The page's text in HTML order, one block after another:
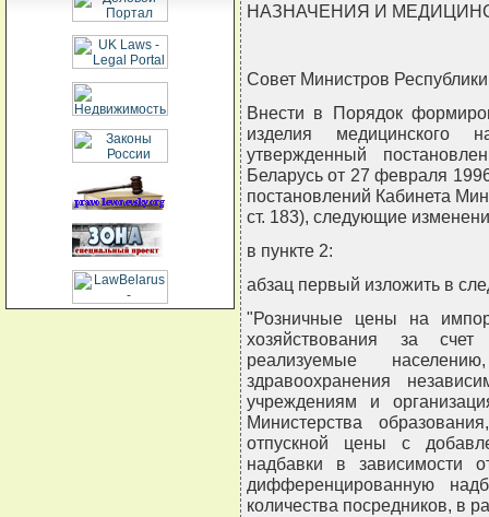
НАЗНАЧЕНИЯ И
Совет Министров
Внести в Порядок
изделия медицинского
утвержденный
Беларусь от 27 февраля
постановлений Кабинета
ст. 183), следующие
в пункте 2:
абзац первый изложить в
"Розничные цены на
хозяйствования за
реализуемые
здравоохранения
учреждениям и
Министерства
отпускной цены с
надбавки в зависимости
дифференцированную
количества посредников, в